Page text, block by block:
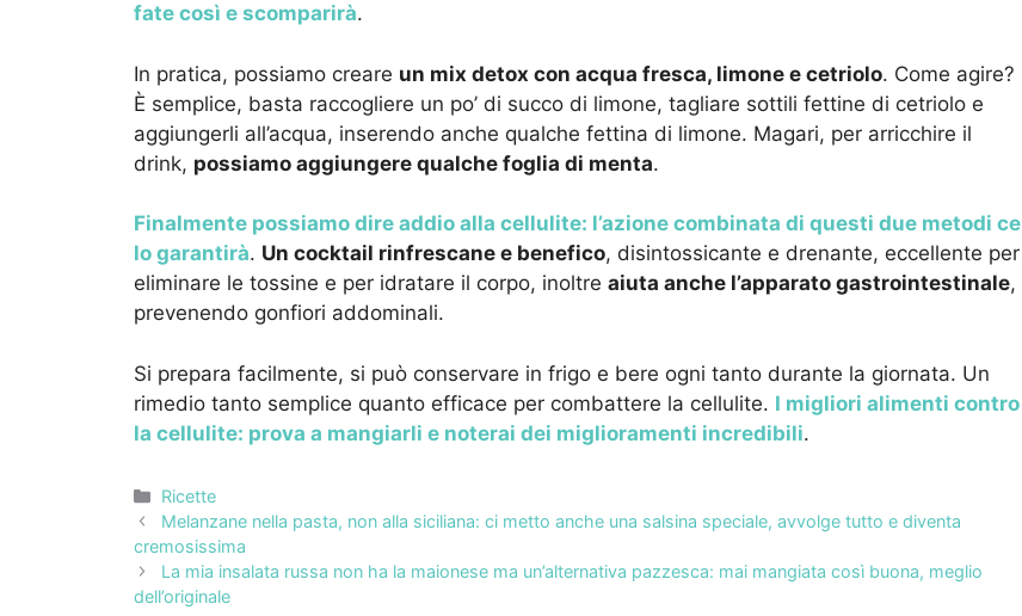
fate così e scomparirà.
In pratica, possiamo creare un mix detox con acqua fresca, limone e cetriolo. Come agire?
È semplice, basta raccogliere un po’ di succo di limone, tagliare sottili fettine di cetriolo e
aggiungerli all’acqua, inserendo anche qualche fettina di limone. Magari, per arricchire il
drink, possiamo aggiungere qualche foglia di menta.
Finalmente possiamo dire addio alla cellulite: l’azione combinata di questi due metodi ce
lo garantirà. Un cocktail rinfrescane e benefico, disintossicante e drenante, eccellente per
eliminare le tossine e per idratare il corpo, inoltre aiuta anche l’apparato gastrointestinale,
prevenendo gonfiori addominali.
Si prepara facilmente, si può conservare in frigo e bere ogni tanto durante la giornata. Un
rimedio tanto semplice quanto efficace per combattere la cellulite. I migliori alimenti contro
la cellulite: prova a mangiarli e noterai dei miglioramenti incredibili.
Categorie
Ricette
Melanzane nella pasta, non alla siciliana: ci metto anche una salsina speciale, avvolge tutto e diventa
cremosissima
La mia insalata russa non ha la maionese ma un’alternativa pazzesca: mai mangiata così buona, meglio
dell’originale